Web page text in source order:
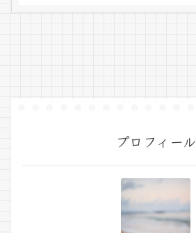
プロフィール